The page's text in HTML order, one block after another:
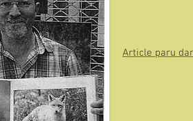
Article paru